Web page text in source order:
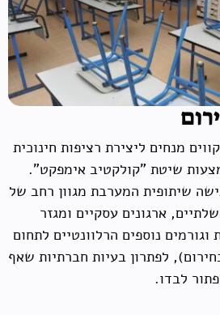
מנחים ליצירת רציפות חינוכית
שיטת "קולקטיב אימפקט".
שיתופית המערבת מגוון רחב של
ארגונים עסקיים ומגזר
נוספים הרלוונטיים לתחום
לפתרון בעיות חברתיות שאף
לבדו.